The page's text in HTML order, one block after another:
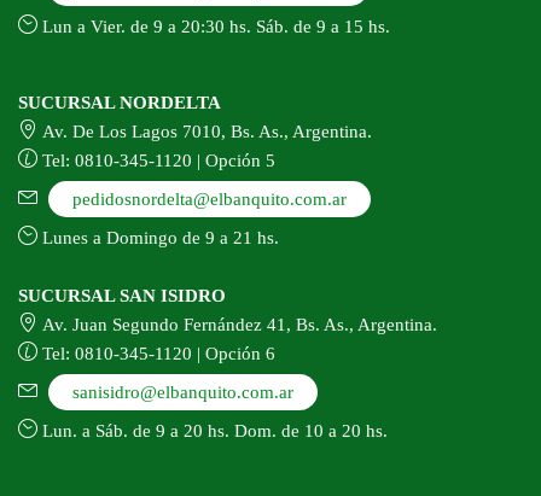
Lun a Vier. de 9 a 20:30 hs. Sáb. de 9 a 15 hs.
SUCURSAL NORDELTA
Av. De Los Lagos 7010, Bs. As., Argentina.
Tel: 0810-345-1120 | Opción 5
pedidosnordelta@elbanquito.com.ar
Lunes a Domingo de 9 a 21 hs.
SUCURSAL SAN ISIDRO
Av. Juan Segundo Fernández 41, Bs. As., Argentina.
Tel: 0810-345-1120 | Opción 6
sanisidro@elbanquito.com.ar
Lun. a Sáb. de 9 a 20 hs. Dom. de 10 a 20 hs.